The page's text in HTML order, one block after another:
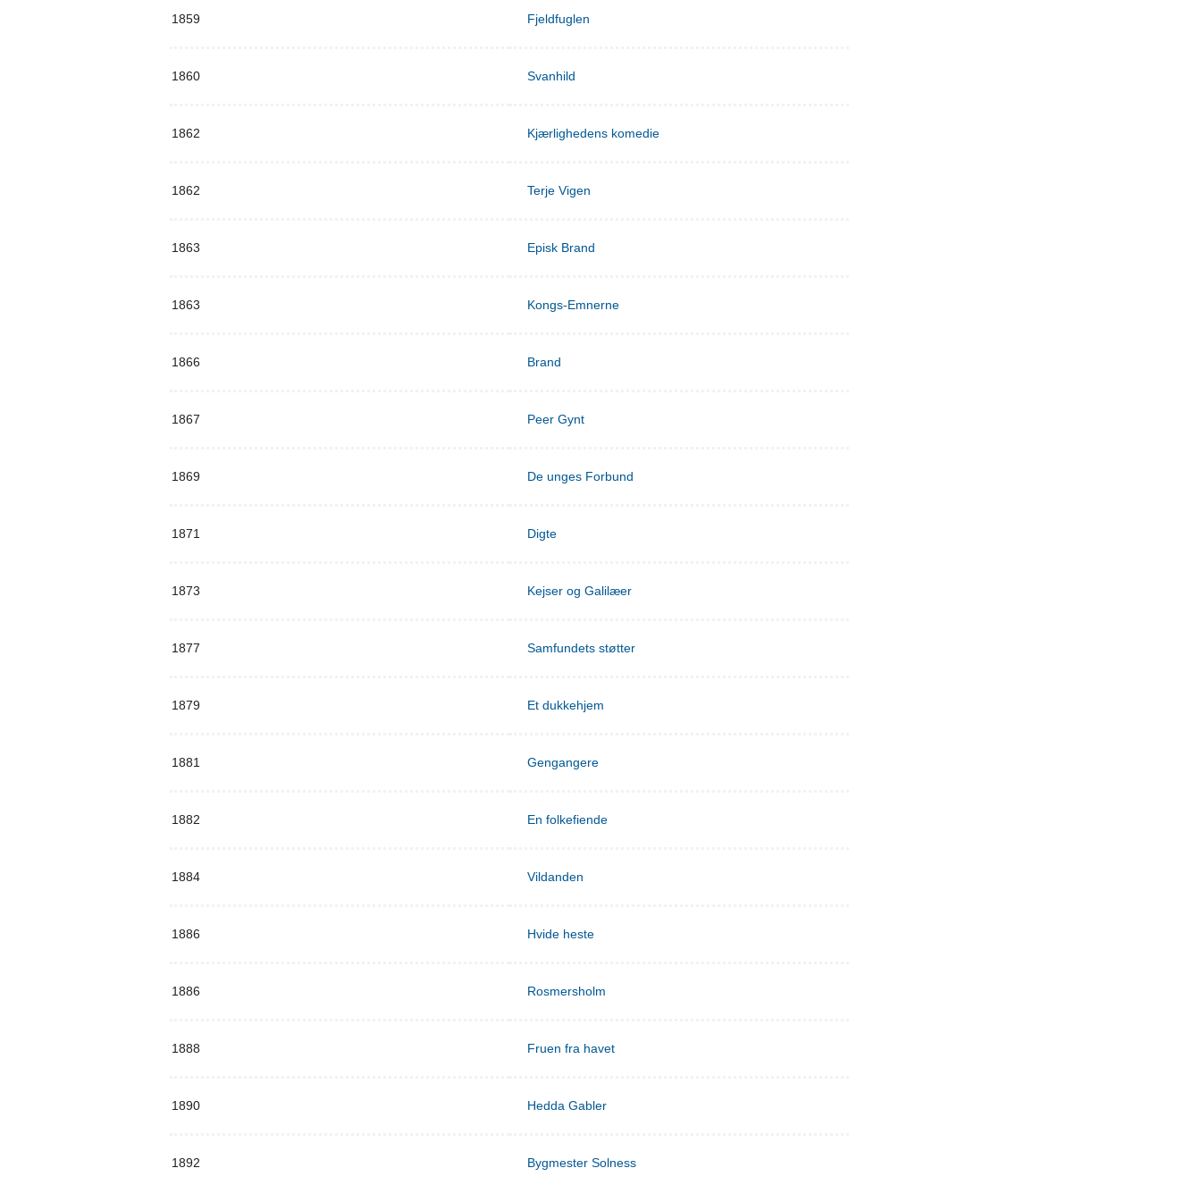
1859 Fjeldfuglen
1860 Svanhild
1862 Kjærlighedens komedie
1862 Terje Vigen
1863 Episk Brand
1863 Kongs-Emnerne
1866 Brand
1867 Peer Gynt
1869 De unges Forbund
1871 Digte
1873 Kejser og Galilæer
1877 Samfundets støtter
1879 Et dukkehjem
1881 Gengangere
1882 En folkefiende
1884 Vildanden
1886 Hvide heste
1886 Rosmersholm
1888 Fruen fra havet
1890 Hedda Gabler
1892 Bygmester Solness